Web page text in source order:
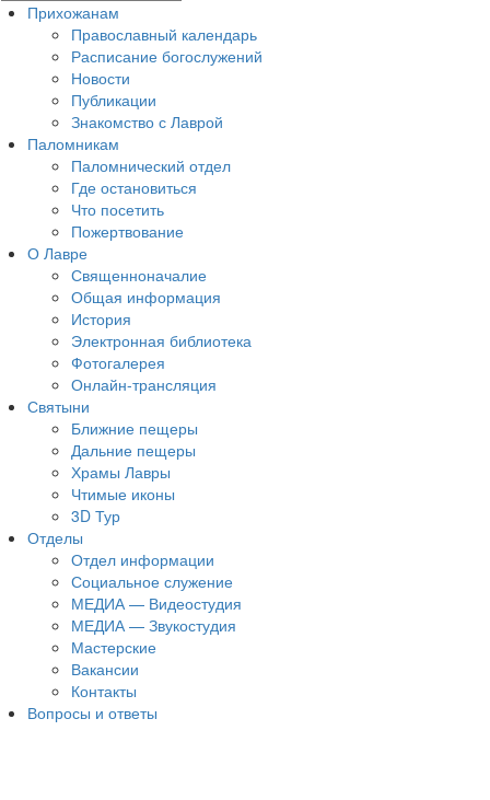
Прихожанам
Православный календарь
Расписание богослужений
Новости
Публикации
Знакомство с Лаврой
Паломникам
Паломнический отдел
Где остановиться
Что посетить
Пожертвование
О Лавре
Священноначалие
Общая информация
История
Электронная библиотека
Фотогалерея
Онлайн-трансляция
Святыни
Ближние пещеры
Дальние пещеры
Храмы Лавры
Чтимые иконы
3D Тур
Отделы
Отдел информации
Социальное служение
МЕДИА — Видеостудия
МЕДИА — Звукостудия
Мастерские
Вакансии
Контакты
Вопросы и ответы